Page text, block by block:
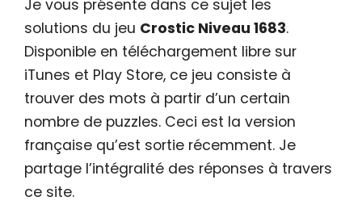
Je vous présente dans ce sujet les
solutions du jeu Crostic Niveau 1683.
Disponible en téléchargement libre sur
iTunes et Play Store, ce jeu consiste à
trouver des mots à partir d’un certain
nombre de puzzles. Ceci est la version
française qu’est sortie récemment. Je
partage l’intégralité des réponses à travers
ce site.